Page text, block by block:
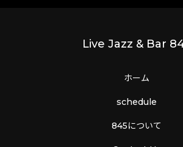
Live Jazz & Bar
ホーム
schedule
845について